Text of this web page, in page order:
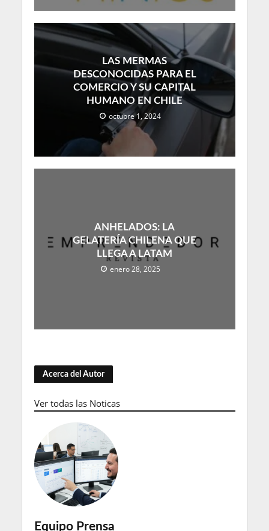
LAS MERMAS
DESCONOCIDAS PARA EL
COMERCIO Y SU CAPITAL
HUMANO EN CHILE
octubre 1, 2024
ANHELADOS: LA
GELATERÍA CHILENA QUE
LLEGA A LATAM
enero 28, 2025
Acerca del Autor
Ver todas las Noticas
Equipo Prensa